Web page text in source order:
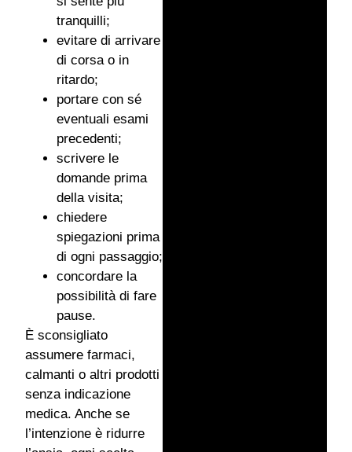
tranquilli;
evitare di arrivare
di corsa o in
ritardo;
portare con sé
eventuali esami
precedenti;
scrivere le
domande prima
della visita;
chiedere
spiegazioni prima
di ogni passaggio;
concordare la
possibilità di fare
pause.
È sconsigliato
assumere farmaci,
calmanti o altri prodotti
senza indicazione
medica. Anche se
l’intenzione è ridurre